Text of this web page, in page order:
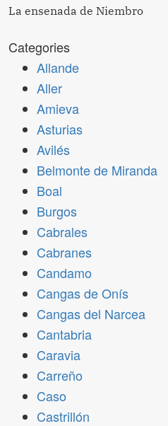
La ensenada de Niembro
Categories
Allande
Aller
Amieva
Asturias
Avilés
Belmonte de Miranda
Boal
Burgos
Cabrales
Cabranes
Candamo
Cangas de Onís
Cangas del Narcea
Cantabria
Caravia
Carreño
Caso
Castrillón